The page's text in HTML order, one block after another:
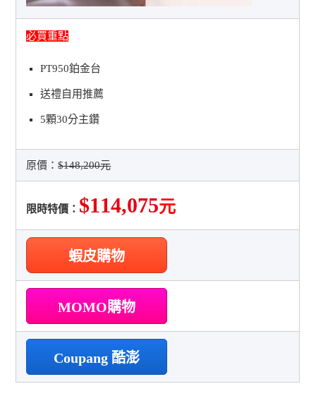
必買重點
PT950鉑金台
送禮自用推薦
5顆30分主鑽
原價：$148,200元
限時特價： $114,075元
蝦皮購物
MOMO購物
Coupang 酷澎